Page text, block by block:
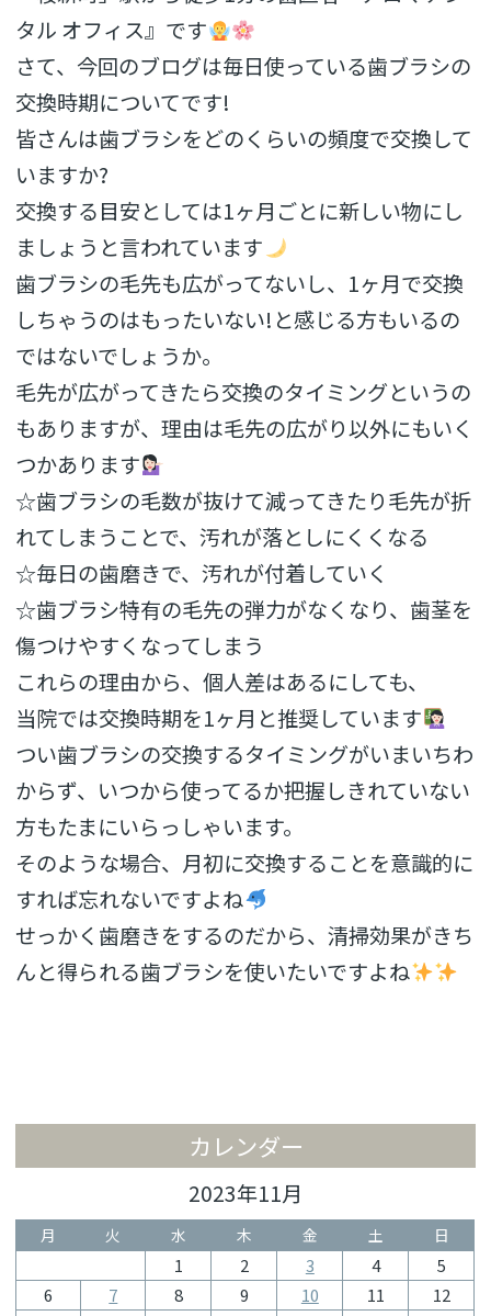
タル オフィス』です
さて、今回のブログは毎日使っている歯ブラシの
交換時期についてです!
皆さんは歯ブラシをどのくらいの頻度で交換して
いますか?
交換する目安としては1ヶ月ごとに新しい物にし
ましょうと言われています
歯ブラシの毛先も広がってないし、1ヶ月で交換
しちゃうのはもったいない!と感じる方もいるの
ではないでしょうか。
毛先が広がってきたら交換のタイミングというの
もありますが、理由は毛先の広がり以外にもいく
つかあります
☆歯ブラシの毛数が抜けて減ってきたり毛先が折
れてしまうことで、汚れが落としにくくなる
☆毎日の歯磨きで、汚れが付着していく
☆歯ブラシ特有の毛先の弾力がなくなり、歯茎を
傷つけやすくなってしまう
これらの理由から、個人差はあるにしても、
当院では交換時期を1ヶ月と推奨しています
つい歯ブラシの交換するタイミングがいまいちわ
からず、いつから使ってるか把握しきれていない
方もたまにいらっしゃいます。
そのような場合、月初に交換することを意識的に
すれば忘れないですよね
せっかく歯磨きをするのだから、清掃効果がきち
んと得られる歯ブラシを使いたいですよね
カレンダー
2023年11月
月 火 水 木 金 土 日
1 2 3 4
5
6
7 8 9 10 11
12